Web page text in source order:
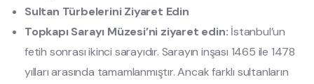
Sultan Türbelerini Ziyaret Edin
Topkapı Sarayı Müzesi’ni ziyaret edin: İstanbul’un
fetih sonrası ikinci sarayıdır. Sarayın inşası 1465 ile 1478
yılları arasında tamamlanmıştır. Ancak farklı sultanların